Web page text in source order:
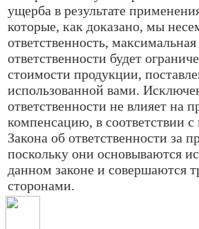
ущерба в результате
которые, как доказано, мы
ответственность,
ответственности будет
стоимости продукции,
использованной вами.
ответственности не влияет на
компенсацию, в соответствии
Закона об ответственности за
поскольку они основываются
данном законе и совершаются
сторонами.